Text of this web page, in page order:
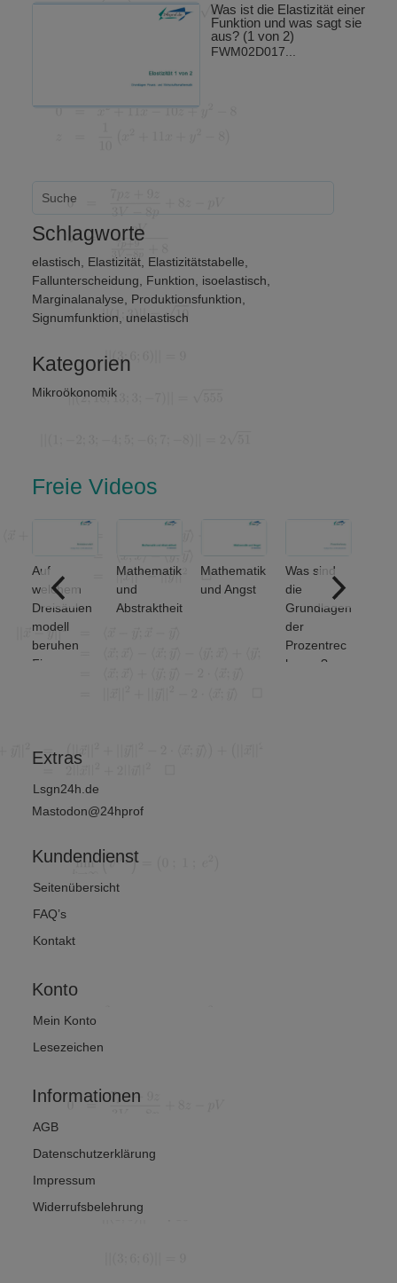
Was ist die Elastizität einer
Funktion und was sagt sie
aus? (1 von 2)
FWM02D017...
Schlagworte
elastisch Elastizität, Elastizitätstabelle
Fallunterscheidung
Funktion isoelastisch
Marginalanalyse
Produktionsfunktion
Signumfunktion
unelastisch
Kategorien
Mikroökonomik
Freie Videos
Auf
welchem
Dreisäulen
modell
beruhen
Finanz-
Mathematik
und
Abstraktheit
Mathematik
und Angst
Was sind
die
Grundlagen
der
Prozentrec
hnung?
Extras
Lsgn24h.de
Mastodon@24hprof
Kundendienst
Seitenübersicht
FAQ’s
Kontakt
Konto
Mein Konto
Lesezeichen
Informationen
AGB
Datenschutzerklärung
Impressum
Widerrufsbelehrung